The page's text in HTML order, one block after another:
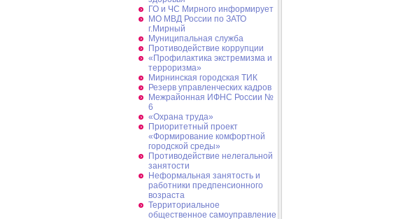
ГО и ЧС Мирного информирует
МО МВД России по ЗАТО
г.Мирный
Муниципальная cлужба
Противодействие коррупции
«Профилактика экстремизма и
терроризма»
Мирнинская городская ТИК
Резерв управленческих кадров
Межрайонная ИФНС России №
6
«Охрана труда»
Приоритетный проект
«Формирование комфортной
городской среды»
Противодействие нелегальной
занятости
Неформальная занятость и
работники предпенсионного
возраста
Территориальное
общественное самоуправление